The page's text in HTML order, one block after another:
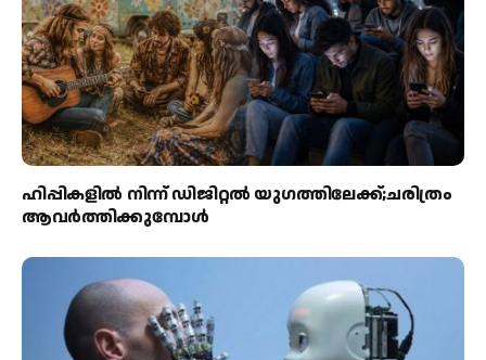
ഹിപ്പികളില്‍ നിന്ന് ഡിജിറ്റല്‍ യുഗത്തിലേക്ക്;ചരിത്രം
ആവര്‍ത്തിക്കുമ്പോള്‍